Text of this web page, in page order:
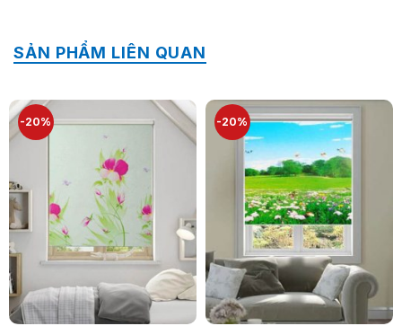
SẢN PHẨM LIÊN QUAN
-20% -20%